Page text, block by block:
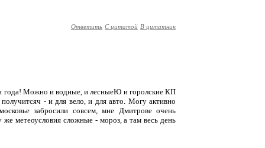
Ответить С цитатой В цитатник
года! Можно и водные, и лесныеЮ и горолские КП
- и для вело, и для авто. Могу активно
забросили совсем, мне Дмитрове очень
метеоусловия сложные - мороз, а там весь день